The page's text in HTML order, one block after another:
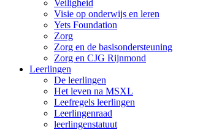
Veiligheid
Visie op onderwijs en leren
Yets Foundation
Zorg
Zorg en de basisondersteuning
Zorg en CJG Rijnmond
Leerlingen
De leerlingen
Het leven na MSXL
Leefregels leerlingen
Leerlingenraad
leerlingenstatuut